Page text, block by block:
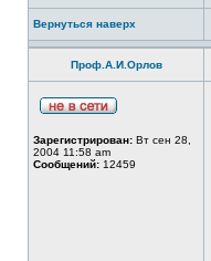
Вернуться наверх
Проф.А.И.Орлов
Зарегистрирован: Вт сен 28,
2004 11:58 am
Сообщений: 12459